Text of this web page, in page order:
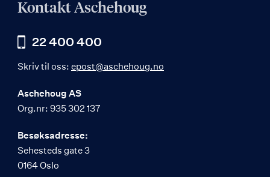
Kontakt Aschehoug
22 400 400
Skriv til oss: epost@aschehoug.no
Aschehoug AS
Org.nr: 935 302 137
Besøksadresse:
Sehesteds gate 3
0164 Oslo